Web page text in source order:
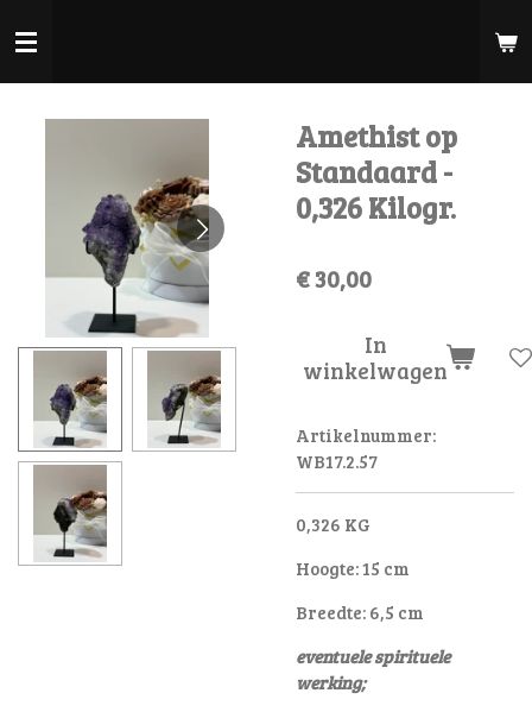
direct
Amethist op
Standaard -
0,326 Kilogr.
€ 30,00
In
winkelwagen
Artikelnummer:
WB17.2.57
0,326 KG
Hoogte: 15 cm
Breedte: 6,5 cm
eventuele spirituele
werking;